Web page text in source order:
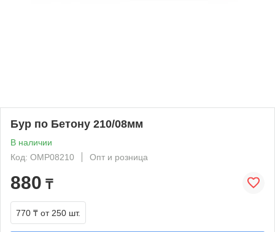
Бур по Бетону 210/08мм
В наличии
Код: OMP08210
Опт и розница
880 ₸
770 ₸ от 250 шт.